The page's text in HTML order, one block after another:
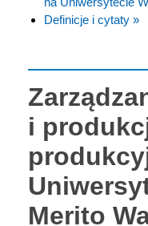
Definicje i cytaty »
i
Merito